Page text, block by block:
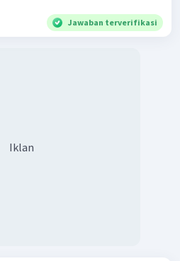
Jawaban terverifikasi
Iklan